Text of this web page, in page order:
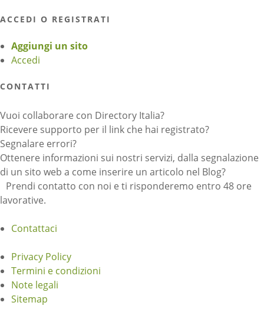
ACCEDI O REGISTRATI
Aggiungi un sito
Accedi
CONTATTI
Vuoi collaborare con Directory Italia?
Ricevere supporto per il link che hai registrato?
Segnalare errori?
Ottenere informazioni sui nostri servizi, dalla segnalazione
di un sito web a come inserire un articolo nel Blog?
Prendi contatto con noi e ti risponderemo entro 48 ore
lavorative.
Contattaci
Privacy Policy
Termini e condizioni
Note legali
Sitemap